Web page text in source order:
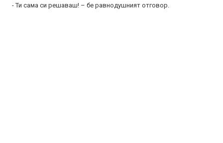
- Ти сама си решаваш! – бе равнодушният отговор.